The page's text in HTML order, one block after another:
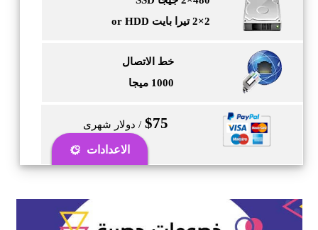
2×2 تيرا بايت or HDD
خط الاتصال
1000 ميجا
$75 / دولار شهرى
0
الاعدادات